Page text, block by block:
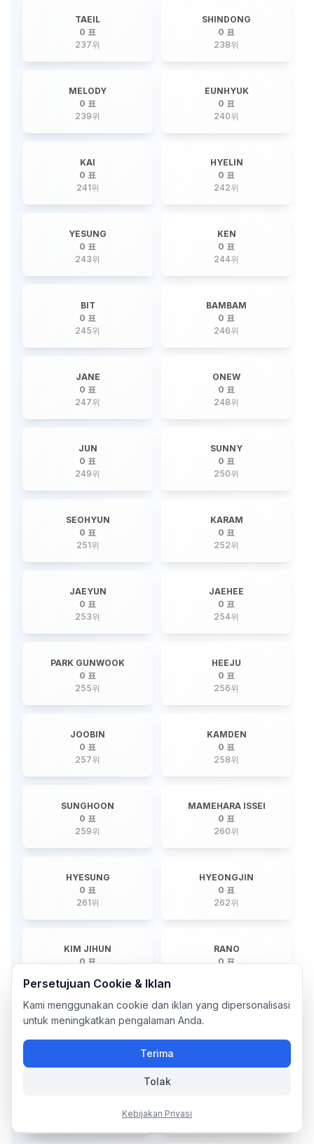
TAEIL
0 표
237위
SHINDONG
0 표
238위
MELODY
0 표
239위
EUNHYUK
0 표
240위
KAI
0 표
241위
HYELIN
0 표
242위
YESUNG
0 표
243위
KEN
0 표
244위
BIT
0 표
245위
BAMBAM
0 표
246위
JANE
0 표
247위
ONEW
0 표
248위
JUN
0 표
249위
SUNNY
0 표
250위
SEOHYUN
0 표
251위
KARAM
0 표
252위
JAEYUN
0 표
253위
JAEHEE
0 표
254위
PARK GUNWOOK
0 표
255위
HEEJU
0 표
256위
JOOBIN
0 표
257위
KAMDEN
0 표
258위
SUNGHOON
0 표
259위
MAMEHARA ISSEI
0 표
260위
HYESUNG
0 표
261위
HYEONGJIN
0 표
262위
KIM JIHUN
0 표
RANO
0 표
NINE
Persetujuan Cookie & Iklan
Kami menggunakan cookie dan iklan yang dipersonalisasi
untuk meningkatkan pengalaman Anda.
Terima
Tolak
Kebijakan Privasi